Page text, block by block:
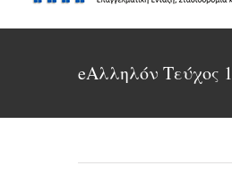
eΑλληλόν Τεύχος 1